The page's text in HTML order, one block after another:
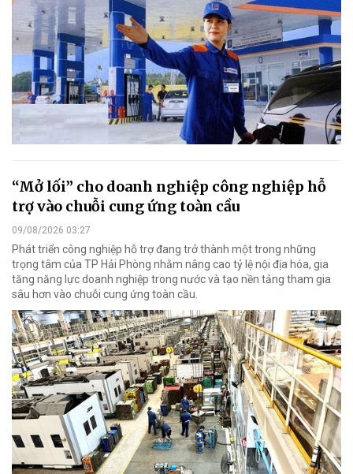
“Mở lối” cho doanh nghiệp công nghiệp hỗ
trợ vào chuỗi cung ứng toàn cầu
09/08/2026 03:27
Phát triển công nghiệp hỗ trợ đang trở thành một trong những
trọng tâm của TP Hải Phòng nhằm nâng cao tỷ lệ nội địa hóa, gia
tăng năng lực doanh nghiệp trong nước và tạo nền tảng tham gia
sâu hơn vào chuỗi cung ứng toàn cầu.